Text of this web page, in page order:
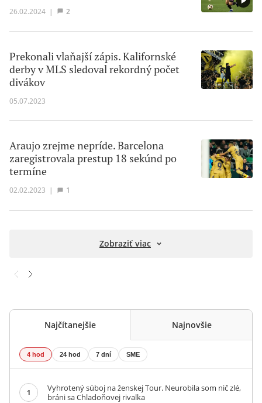
26.02.2024 | 2
Prekonali vlaňajší zápis. Kalifornské
derby v MLS sledoval rekordný počet
divákov
05.07.2023
Araujo zrejme nepríde. Barcelona
zaregistrovala prestup 18 sekúnd po
termíne
02.02.2023 | 1
Zobraziť viac
Najčítanejšie Najnovšie
4 hod 24 hod 7 dní SME
1
Vyhrotený súboj na ženskej Tour. Neurobila som nič zlé,
bráni sa Chladoňovej rivalka